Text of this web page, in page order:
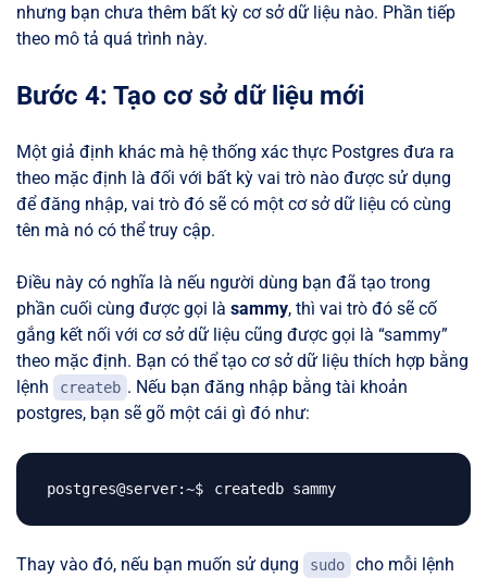
nhưng bạn chưa thêm bất kỳ cơ sở dữ liệu nào. Phần tiếp
theo mô tả quá trình này.
Bước 4: Tạo cơ sở dữ liệu mới
Một giả định khác mà hệ thống xác thực Postgres đưa ra
theo mặc định là đối với bất kỳ vai trò nào được sử dụng
để đăng nhập, vai trò đó sẽ có một cơ sở dữ liệu có cùng
tên mà nó có thể truy cập.
Điều này có nghĩa là nếu người dùng bạn đã tạo trong
phần cuối cùng được gọi là sammy, thì vai trò đó sẽ cố
gắng kết nối với cơ sở dữ liệu cũng được gọi là “sammy”
theo mặc định. Bạn có thể tạo cơ sở dữ liệu thích hợp bằng
lệnh
createb . Nếu bạn đăng nhập bằng tài khoản
postgres, bạn sẽ gõ một cái gì đó như:
Thay vào đó, nếu bạn muốn sử dụng sudo
cho mỗi lệnh